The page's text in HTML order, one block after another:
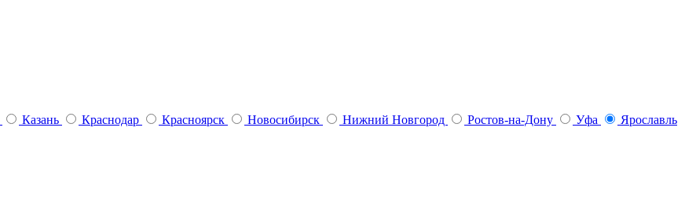
Казань Краснодар Красноярск Новосибирск Нижний Новгород Ростов-на-Дону Уфа Ярославль